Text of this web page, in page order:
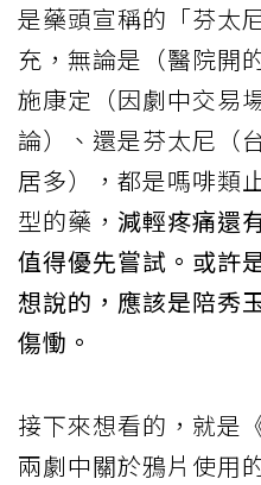
是藥頭宣稱的「芬太
充，無論是（醫院開
施康定（因劇中交易
論）、還是芬太尼（
居多），都是嗎啡類
型的藥， 減輕疼痛還
值得優先嘗試。或許
想說的，應該是陪秀
傷慟。
接下來想看的，就是
兩劇中關於鴉片使用